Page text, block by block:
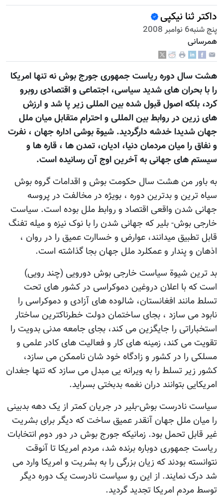
داکتر ثنا نیکپی
پنج شنبه6 نوامبر 2008
همرسانی
هشت سال دوره ریاست جمهوری جورج بوش نه تنها امریکا
را با بحران های شدید سیاسی، اجتماعی و اقتصادی روبرو
کرد، بلکه اصول قبول شده بین المللی زیر پا شد و ارزش
های زرین در روابط بین المللی و احترام متقابل میان ملل
جهان شدیدا خدشه دارگردید. شیوة بوشی اداره جهان ، نفرت
و نفاق را میان مردمان دنیا، ادیان، تمدن ها ، قاره ها و
سیستم های جهانی به آخرین اوج آن رسانیده است.
به باور من هشت سال حکومت بوش و اقدامات گروه بوش
سیاه ترین و بدترین دوره ، بویژه در مخالفت در پروسه
جهانی شدن واقعی اقتصاد و روابط ملل بوده است. سیاست
خارجی بوش- بلیر که جهانی شدن را با نوک نیزه و میله تفنگ
قابل تطبیق میدانند، عوارض و خساارت عمیق را در روان ،
اذهان و پندار و عمکلرد ملل جهان بجا گذاشته است.
بد ترین شیوة سیاست خارجی بوش دورویی (چند رویی)
است که با اعلان دروغین دموکراسی در کشور های تحت
تسلط مانند افغانستان، شالوده های آزادی و دموکراسی را
نابود می سازد ، بجای ساختمان دولت خطرناکترین ساختار
استخباراتی را جایگزین می کند، بجای جامعه مدنی بدویت را
تقویت می کند، زمینه های کار و فعالیت های کادر علمی و
مسلکی را در کشور و زادگاه خود شان ناممکن می سازد،
کشور زیر تسلط را به ویرانه یی مبدل می سازد که تنها جغدان
امریکایی بتوانند دران نغمه بدبختی بسراید.
سیاست نادرست بوش-بلیر در جریان کمتر از یک دهه بدبینی
را میان ملل جهان آنقدر عمیق ساخت که دیگر برای بشریت
غیر قابل تحمل بود. زمانیکه جورج بوش در دور دوم انتخابات
ریاست جمهوری دوباره برنده شد، مردم امریکا تا آنوقت
نتوانسته بودند که زیان بزرگی را به بشریت و امریکا وارد می
شد درک نمایند. از این رو سیاست نادرست یک دوره دیگر
توسط مردم امریکا تجدید گردید.